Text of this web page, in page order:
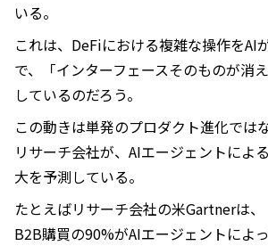
いる。
これは、DeFiにおける複雑な操作をAI
で、「インターフェースそのものが消
しているのだろう。
この動きは単発のプロダクト進化では
リサーチ会社が、AIエージェントによ
大を予測している。
たとえばリサーチ会社の米Gartnerは
B2B購買の90%がAIエージェントによ